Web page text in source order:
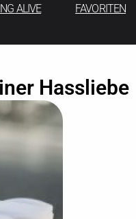
ALIVE FAVORITEN
Hassliebe